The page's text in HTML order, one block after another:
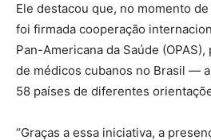
Ele destacou que, no momento
foi firmada cooperação
Pan-Americana da Saúde
de médicos cubanos no Brasil —
58 países de diferentes
“Graças a essa iniciativa, a